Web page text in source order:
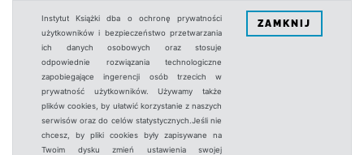
Instytut Książki dba o ochronę prywatności
użytkowników i bezpieczeństwo przetwarzania
ich danych osobowych oraz stosuje
odpowiednie rozwiązania technologiczne
zapobiegające ingerencji osób trzecich w
prywatność użytkowników. Używamy także
plików cookies, by ułatwić korzystanie z naszych
serwisów oraz do celów statystycznych.Jeśli nie
chcesz, by pliki cookies były zapisywane na
Twoim dysku zmień ustawienia swojej
ZAMKNIJ